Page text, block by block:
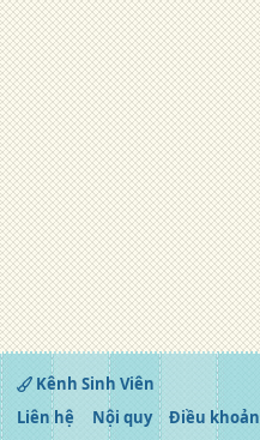
Kênh Sinh Viên
Liên hệ
Nội quy Điều khoản